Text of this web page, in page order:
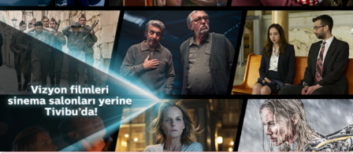
Son Dakika Haberleri
Haber Arşivi